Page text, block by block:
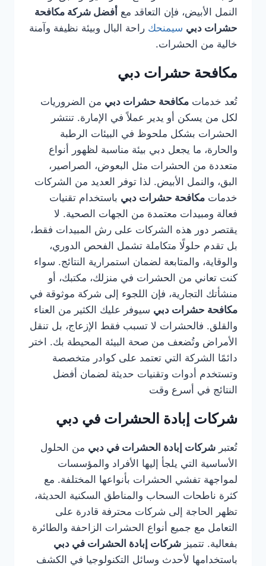
النمل الأبيض، فإن التعاقد مع أفضل شركة مكافحة
حشرات دبي سيمنحك راحة البال وبيئة نظيفة وآمنة
خالية من الحشرات.
مكافحة حشرات دبي
تُعد خدمات مكافحة حشرات دبي من الضروريات
لكل من يسكن أو يدير عملاً في الإمارة. تنتشر
الحشرات بشكل ملحوظ في البيئات الرطبة
والحارة، ما يجعل دبي بيئة مناسبة لظهور أنواع
متعددة من الحشرات مثل البعوض، الصراصير،
البق، والنمل الأبيض. لذا توفر العديد من الشركات
خدمات مكافحة حشرات دبي باستخدام تقنيات
فعالة ومبيدات معتمدة من الجهات الصحية. لا
يقتصر دور هذه الشركات على رش المبيدات فقط،
بل تقدم حلولًا متكاملة تشمل الفحص الدوري،
والوقاية، والمتابعة لضمان استمرارية النتائج. سواء
كنت تعاني من الحشرات في منزلك، مكتبك، أو
منشأتك التجارية، فإن اللجوء إلى شركة موثوقة في
مكافحة حشرات دبي سيوفر عليك الكثير من العناء
والقلق. فالحشرات لا تسبب فقط الإزعاج، بل تنقل
الأمراض وتُضعف من صحة البيئة المحيطة بك. اختر
دائمًا الشركة التي تعتمد على كوادر متخصصة
وتستخدم أدوات وتقنيات حديثة لضمان أفضل
النتائج في أسرع وقت
شركات إبادة الحشرات في دبي
تُعتبر شركات إبادة الحشرات في دبي من الحلول
الأساسية التي يلجأ إليها الأفراد والمؤسسات
لمواجهة تفشي الحشرات بأنواعها المختلفة. مع
كثرة ناطحات السحاب والمناطق السكنية الحديثة،
تظهر الحاجة إلى شركات محترفة قادرة على
التعامل مع جميع أنواع الحشرات الزاحفة والطائرة
بفعالية. تتميز شركات إبادة الحشرات في دبي
باستخدامها لأحدث وسائل التكنولوجيا في الكشف